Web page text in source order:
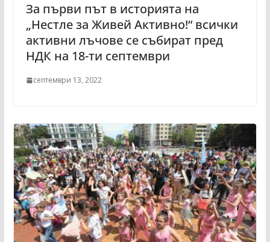
За първи път в историята на
„Нестле за Живей Активно!“ всички
активни лъчове се събират пред
НДК на 18-ти септември
септември 13, 2022